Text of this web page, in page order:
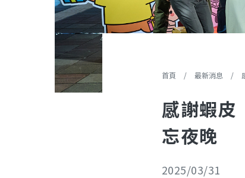
您在這裡
首頁 / 最新消息 /
感謝蝦皮
忘夜晚
2025/03/31